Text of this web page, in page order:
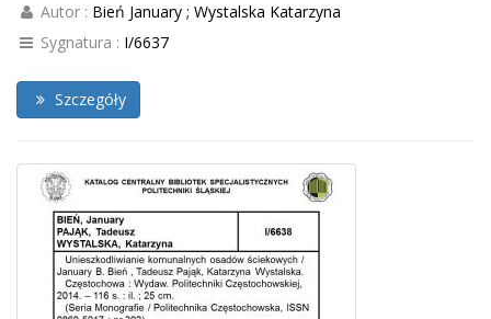
Autor : Bień January ; Wystalska Katarzyna
Sygnatura : I/6637
Szczegóły